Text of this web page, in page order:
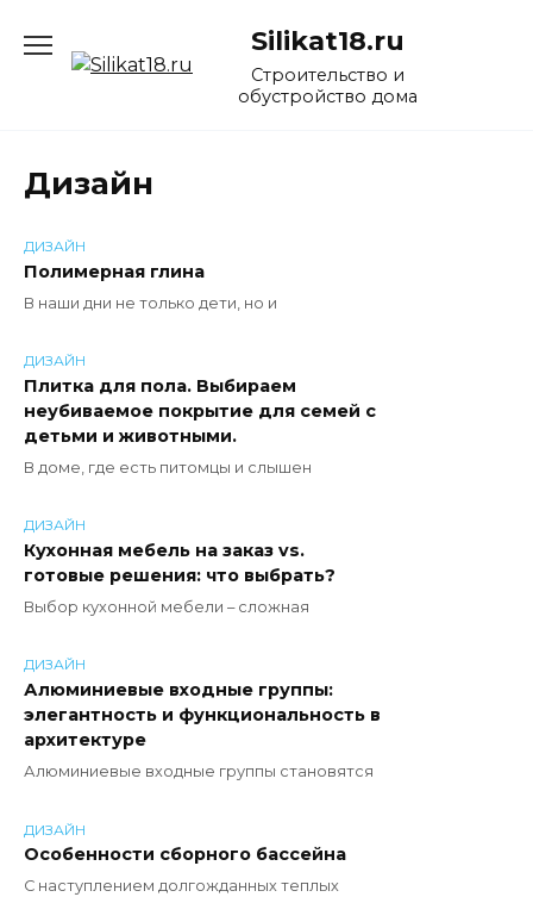
содержанию
Silikat18.ru
Строительство и
обустройство дома
Дизайн
ДИЗАЙН
Полимерная глина
В наши дни не только дети, но и
ДИЗАЙН
Плитка для пола. Выбираем
неубиваемое покрытие для семей с
детьми и животными.
В доме, где есть питомцы и слышен
ДИЗАЙН
Кухонная мебель на заказ vs.
готовые решения: что выбрать?
Выбор кухонной мебели – сложная
ДИЗАЙН
Алюминиевые входные группы:
элегантность и функциональность в
архитектуре
Алюминиевые входные группы становятся
ДИЗАЙН
Особенности сборного бассейна
С наступлением долгожданных теплых